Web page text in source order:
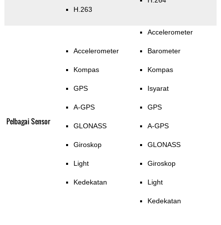
H.263
Pelbagai Sensor
Accelerometer
Kompas
GPS
A-GPS
GLONASS
Giroskop
Light
Kedekatan
Accelerometer
Barometer
Kompas
Isyarat
GPS
A-GPS
GLONASS
Giroskop
Light
Kedekatan